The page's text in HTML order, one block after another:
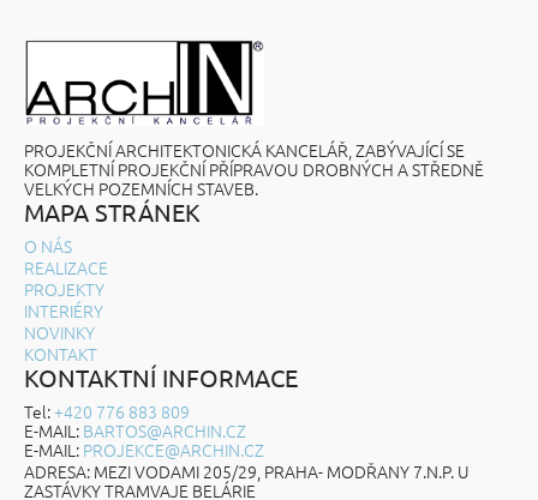
PROJEKČNÍ ARCHITEKTONICKÁ KANCELÁŘ, ZABÝVAJÍCÍ SE
KOMPLETNÍ PROJEKČNÍ PŘÍPRAVOU DROBNÝCH A STŘEDNĚ
VELKÝCH POZEMNÍCH STAVEB.
MAPA STRÁNEK
O NÁS
REALIZACE
PROJEKTY
INTERIÉRY
NOVINKY
KONTAKT
KONTAKTNÍ INFORMACE
Tel:+420 776 883 809
E-MAIL: BARTOS@ARCHIN.CZ
E-MAIL: PROJEKCE@ARCHIN.CZ
ADRESA: MEZI VODAMI 205/29, PRAHA- MODŘANY 7.N.P. U
ZASTÁVKY TRAMVAJE BELÁRIE